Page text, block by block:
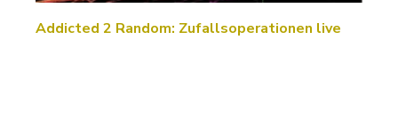
Addicted 2 Random: Zufallsoperationen live